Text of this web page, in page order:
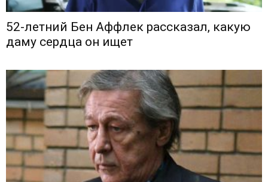
52-летний Бен Аффлек рассказал, какую
даму сердца он ищет